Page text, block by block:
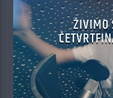
ŽIVIMO